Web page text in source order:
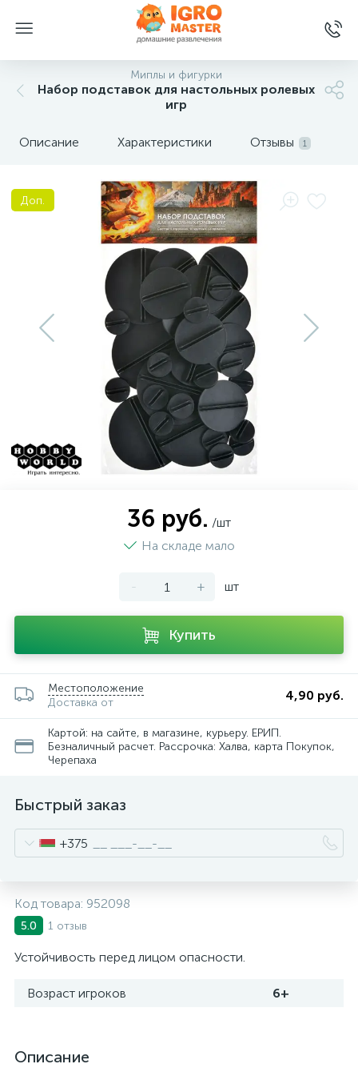
Миплы и фигурки
Набор подставок для настольных ролевых
игр
Описание Характеристики Отзывы 1
Доп.
36 руб. /шт
На складе мало
- + шт
Купить
Местоположение
Доставка от
4,90 руб.
Картой: на сайте, в магазине, курьеру. ЕРИП.
Безналичный расчет. Рассрочка: Халва, карта Покупок,
Черепаха
Быстрый заказ
+375
Код товара: 952098
5.0 1 отзыв
Устойчивость перед лицом опасности.
Возраст игроков 6+
Описание